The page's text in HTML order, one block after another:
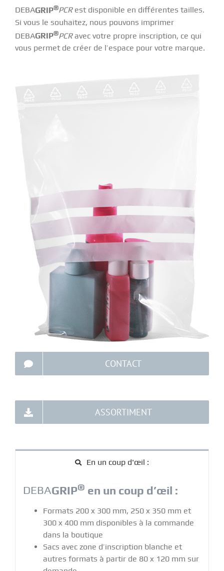
DEBAGRIP®PCRest disponible en différentes tailles.
Si vous le souhaitez, nous pouvons imprimer
DEBAGRIP®PCRavec votre propre inscription, ce qui
vous permet de créer de l’espace pour votre marque.
CONTACT
ASSORTIMENT
En un coup d'œil :
DEBAGRIP® en un coup d’œil :
Formats 200 x 300 mm, 250 x 350 mm et
300 x 400 mm disponibles à la commande
dans la boutique
Sacs avec zone d’inscription blanche et
autres formats à partir de 80 x 120 mm sur